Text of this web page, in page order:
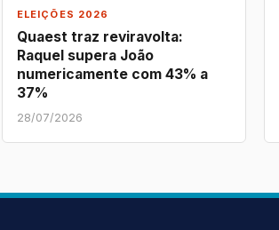
ELEIÇÕES 2026
Quaest traz reviravolta:
Raquel supera João
numericamente com 43% a
37%
28/07/2026